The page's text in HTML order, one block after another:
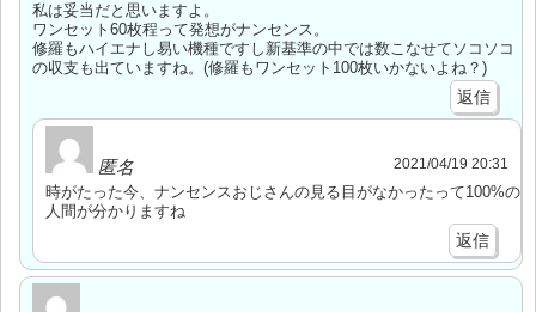
私は妥当だと思いますよ。
ワンセット60枚程って発想がナンセンス。
修羅もハイエナし易い機種ですし新基準の中では数こなせてソコソコ
の収支も出ていますね。(修羅もワンセット100枚いかないよね？)
返信
匿名 2021/04/19 20:31
時がたった今、ナンセンスおじさんの見る目がなかったって100%の
人間が分かりますね
返信